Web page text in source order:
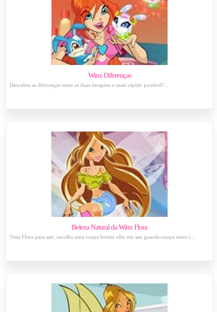
Winx Diferenças
Descubra as diferenças entre as duas imagens o mais rápido possível!...
Beleza Natural da Winx Flora
Vista Flora para sair, escolha uma roupa bonita olhe em seu guarda-roupa entre c...